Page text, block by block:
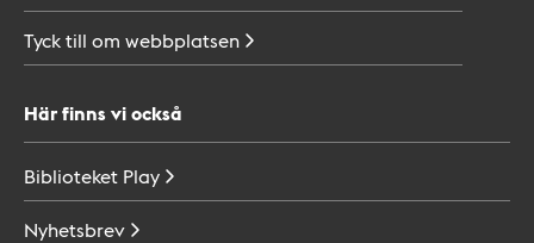
Tyck till om webbplatsen
Här finns vi också
Biblioteket Play
Nyhetsbrev